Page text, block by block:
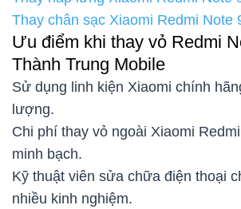
Thay chân sạc Xiaomi Redmi Note
Ưu điểm khi thay vỏ Redmi
Thành Trung Mobile
Sử dụng linh kiện Xiaomi chính
lượng.
Chi phí thay vỏ ngoài Xiaomi
minh bạch.
Kỹ thuật viên sửa chữa điện thoại
nhiều kinh nghiệm.